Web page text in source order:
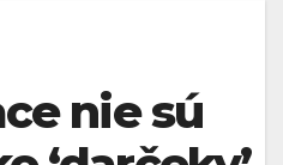
nie sú